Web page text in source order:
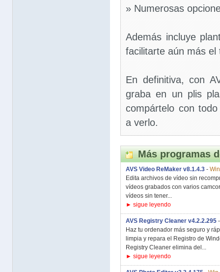
» Numerosas
Además incluye
facilitarte aún más el
En definitiva, con
graba en un plis
compártelo con
a verlo.
Más programas
AVS Video ReMaker v8.1.4.3 -
Edita archivos de vídeo sin
vídeos grabados con varios
vídeos sin tener...
► sigue leyendo
AVS Registry Cleaner v4.2.2.295
Haz tu ordenador más seguro y
limpia y repara el Registro de
Registry Cleaner elimina del...
► sigue leyendo